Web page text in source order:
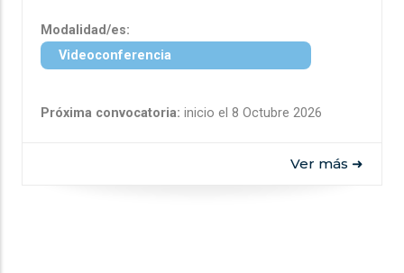
Modalidad/es:
Videoconferencia
Próxima convocatoria: inicio el 8 Octubre 2026
Ver más ➜